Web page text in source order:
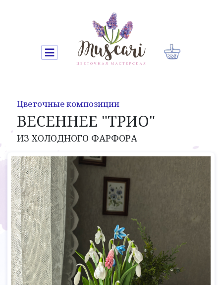
Цветочные композиции
ВЕСЕННЕЕ "ТРИО"
ИЗ ХОЛОДНОГО ФАРФОРА